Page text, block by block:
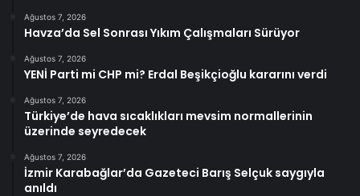
Ağustos 7, 2026
Havza’da Sel Sonrası Yıkım Çalışmaları Sürüyor
Ağustos 7, 2026
YENİ Parti mi CHP mi? Erdal Beşikçioğlu kararını verdi
Ağustos 7, 2026
Türkiye’de hava sıcaklıkları mevsim normallerinin
üzerinde seyredecek
Ağustos 7, 2026
İzmir Karabağlar’da Gazeteci Barış Selçuk saygıyla
anıldı